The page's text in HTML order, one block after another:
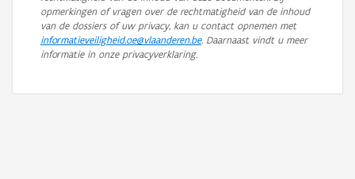
opmerkingen of vragen over de rechtmatigheid van de inhoud
van de dossiers of uw privacy, kan u contact opnemen met
informatieveiligheid.oe@vlaanderen.be. Daarnaast vindt u meer
informatie in onze privacyverklaring.